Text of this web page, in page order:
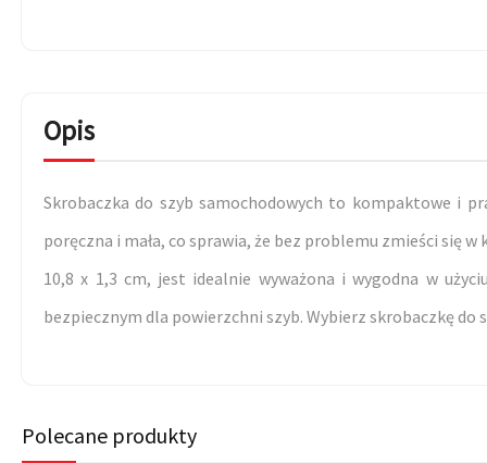
Opis
Skrobaczka do szyb samochodowych to kompaktowe i
poręczna i mała, co sprawia, że bez problemu zmieści się
10,8 x 1,3 cm, jest idealnie wyważona i wygodna w
bezpiecznym dla powierzchni szyb. Wybierz skrobaczkę do
Polecane produkty